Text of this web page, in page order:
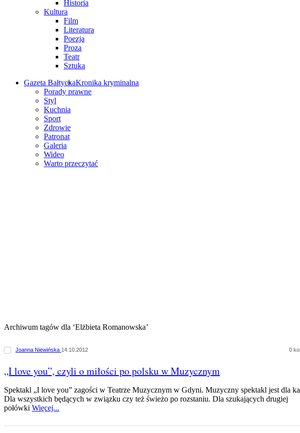
Historia
Kultura
Film
Literatura
Poezja
Proza
Teatr
Sztuka
Gazeta BałtyckaKronika kryminalna
Porady prawne
Styl
Kuchnia
Sport
Zdrowie
Patronat
Galeria
Wideo
Warto przeczytać
Archiwum tagów dla ‘Elżbieta Romanowska’
Joanna Niewińska 14.10.2012 0
„I love you”, czyli o miłości po polsku w Muzycznym
Spektakl „I love you” zagości w Teatrze Muzycznym w Gdyni. Muzyczny spektakl jest dla
Dla wszystkich będących w związku czy też świeżo po rozstaniu. Dla szukających drugiej
połówki Więcej...